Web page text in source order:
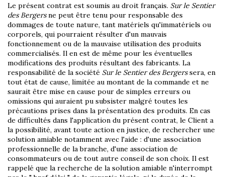
Le présent contrat est soumis au droit français. Sur le Sentier
des Bergersne peut être tenu pour responsable des
dommages de toute nature, tant matériels qu'immatériels ou
corporels, qui pourraient résulter d'un mauvais
fonctionnement ou de la mauvaise utilisation des produits
commercialisés. Il en est de même pour les éventuelles
modifications des produits résultant des fabricants. La
responsabilité de la société Sur le Sentier des Bergerssera, en
tout état de cause, limitée au montant de la commande et ne
saurait être mise en cause pour de simples erreurs ou
omissions qui auraient pu subsister malgré toutes les
précautions prises dans la présentation des produits. En cas
de difficultés dans l'application du présent contrat, le Client a
la possibilité, avant toute action en justice, de rechercher une
solution amiable notamment avec l'aide : d'une association
professionnelle de la branche, d'une association de
consommateurs ou de tout autre conseil de son choix. Il est
rappelé que la recherche de la solution amiable n'interrompt